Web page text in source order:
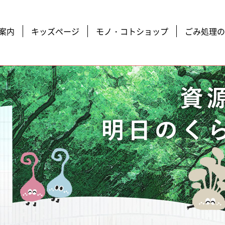
内 キッズページ モノ・コトショップ ごみ処理